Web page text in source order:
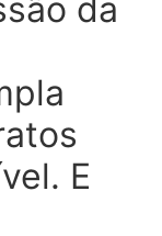
da
E